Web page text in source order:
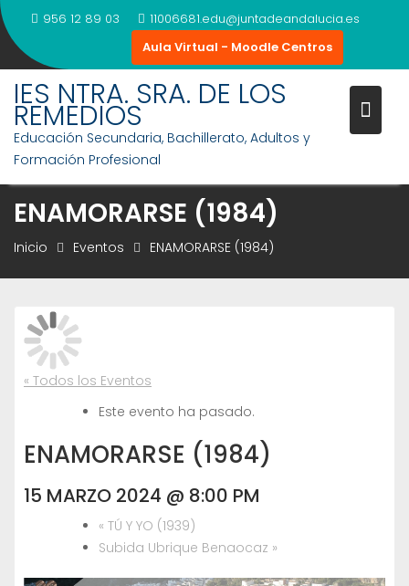
Saltar
al
contenido
956 12 89 03
11006681.edu@juntadeandalucia.es
Aula Virtual - Moodle Centros
IES NTRA. SRA. DE LOS
REMEDIOS
Educación Secundaria, Bachillerato, Adultos y
Formación Profesional
ENAMORARSE (1984)
Inicio Eventos ENAMORARSE (1984)
« Todos los Eventos
Este evento ha pasado.
ENAMORARSE (1984)
15 MARZO 2024 @ 8:00 PM
« TÚ Y YO (1939)
Subida Ubrique Benaocaz »